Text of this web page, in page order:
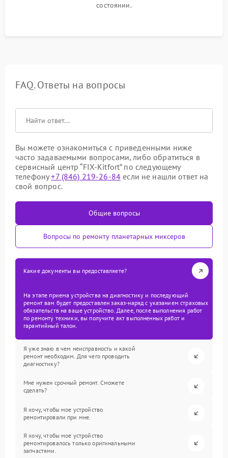
состоянии.
FAQ. Ответы на вопросы
Вы можете ознакомиться с приведенными ниже
часто задаваемыми вопросами, либо обратиться в
сервисный центр “FIX-Kitfort” по следующему
телефону+7 (846) 219-26-84 если не нашли ответ на
свой вопрос.
Общие вопросы
Вопросы по ремонту планетарных миксеров
Какие документы вы предоставляете?
На этапе приема устройства на диагностику и последующий
ремонт вам будет предоставлен заказ-наряд с указанием страховых
обязательств на ваше устройство. Далее, после выполнения работ
по ремонту техники, вы получите акт выполненных работ и
гарантийный талон.
Я уже знаю в чем неисправность и какой
ремонт необходим. Для чего проводить
диагностику?
Мне нужен срочный ремонт. Сможете
сделать?
Я хочу, чтобы мое устройство
ремонтировали при мне.
Я хочу, чтобы мое устройство
ремонтировалось только оригинальными
запчастями.